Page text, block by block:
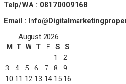
Telp/WA : 08170009168
Email :
August 2026
M
T W T F S
S
1
2
3
4 5 6 7 8
9
10 11 12 13 14 15 16